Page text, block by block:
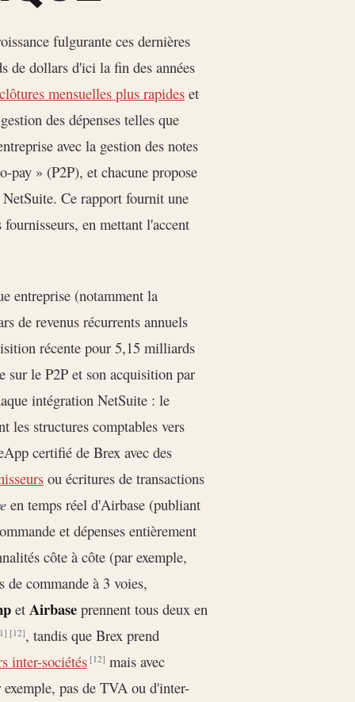
fulgurante ces dernières
de dollars d'ici la fin des années
clôtures mensuelles plus rapides et
des dépenses telles que
avec la gestion des notes
pay » (P2P), et chacune propose
Ce rapport fournit une
en mettant l'accent
entreprise (notamment la
de revenus récurrents annuels
récente pour 5,15 milliards
sur le P2P et son acquisition par
intégration NetSuite : le
les structures comptables vers
certifié de Brex avec des
ou écritures de transactions
en temps réel d'Airbase (publiant
et dépenses entièrement
côte à côte (par exemple,
commande à 3 voies,
et Airbase prennent tous deux en
[12], tandis que Brex prend
inter-sociétés [12] mais avec
pas de TVA ou d'inter-